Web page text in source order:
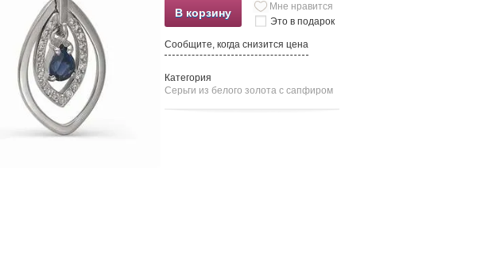
В корзину
Мне нравится
Это в подарок
Сообщите, когда снизится цена
Категория
Серьги из белого золота c сапфиром